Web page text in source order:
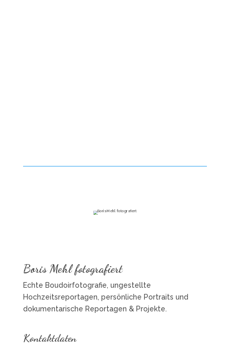
Boris Mehl fotografiert
Echte Boudoirfotografie, ungestellte
Hochzeitsreportagen, persönliche Portraits und
dokumentarische Reportagen & Projekte.
Kontaktdaten